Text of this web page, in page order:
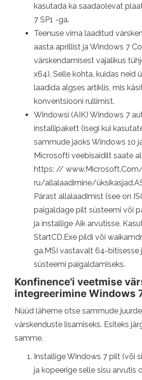
kasutada ka saadaolevat
7 SP1 -ga.
Teenuse virna laaditud
aasta aprillist ja Windows 7
värskendamisest vajalikus
x64). Selle kohta, kuidas neid
laadida algses artiklis, mis
konventsiooni rullimist.
Windowsi (AIK) Windows 7
installipakett (isegi kui
sammude jaoks Windows 10
Microsofti veebisaidilt saate
https: //
ru/allalaadimine/
Pärast allalaadimist (see on
paigaldage pilt süsteemi või
ja installige Aik arvutisse.
StartCD.Exe pildi või
ga.MSI vastavalt 64-bitisesse
süsteemi paigaldamiseks.
Konfinence'i veetmise
integreerimine Windows
Nüüd läheme otse sammude
värskenduste lisamiseks. Esiteks
samme.
Installige Windows 7 pilt (või
ja kopeerige selle sisu arvutis